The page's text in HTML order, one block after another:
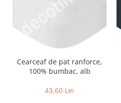
Cearceaf de pat ranforce,
100% bumbac, alb
43,60 Lei